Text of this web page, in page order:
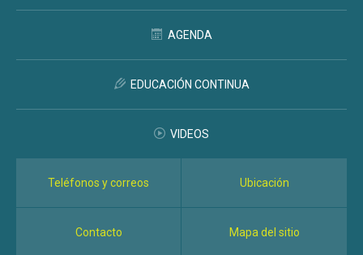
AGENDA
EDUCACIÓN CONTINUA
VIDEOS
Teléfonos y correos Ubicación
Contacto Mapa del sitio